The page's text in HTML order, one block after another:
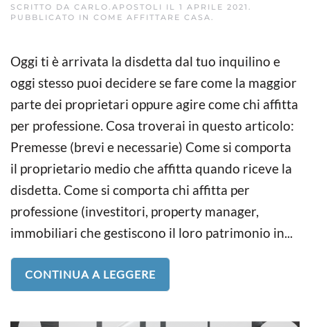
SCRITTO DA CARLO.APOSTOLI IL 1 APRILE 2021
PUBBLICATO IN COME AFFITTARE CASA
Oggi ti è arrivata la disdetta dal tuo inquilino e
oggi stesso puoi decidere se fare come la maggior
parte dei proprietari oppure agire come chi affitta
per professione. Cosa troverai in questo articolo:
Premesse (brevi e necessarie) Come si comporta
il proprietario medio che affitta quando riceve la
disdetta. Come si comporta chi affitta per
professione (investitori, property manager,
immobiliari che gestiscono il loro patrimonio in...
CONTINUA A LEGGERE